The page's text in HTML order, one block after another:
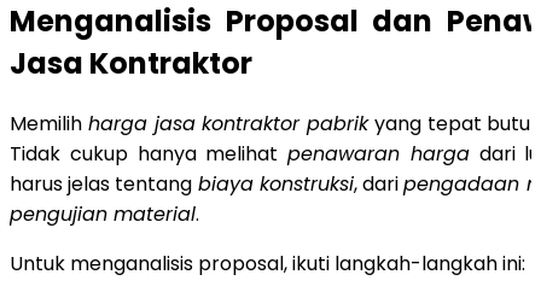
Menganalisis Proposal dan
Jasa Kontraktor
Memilih harga jasa kontraktor pabrikyang tepat
Tidak cukup hanya melihatpenawaran hargadari
harus jelas tentang biaya konstruksi, daripengadaan
pengujian material.
Untuk menganalisis proposal, ikuti langkah-langkah ini: